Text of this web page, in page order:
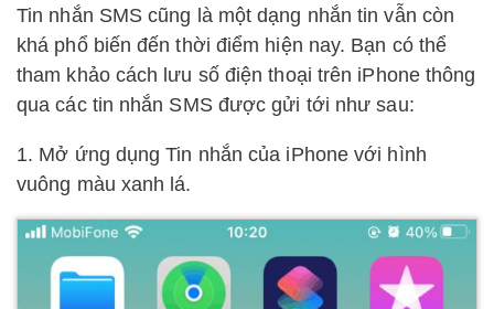
Tin nhắn SMS cũng là một dạng nhắn tin vẫn còn
khá phổ biến đến thời điểm hiện nay. Bạn có thể
tham khảo cách lưu số điện thoại trên iPhone thông
qua các tin nhắn SMS được gửi tới như sau:
1. Mở ứng dụng Tin nhắn của iPhone với hình
vuông màu xanh lá.